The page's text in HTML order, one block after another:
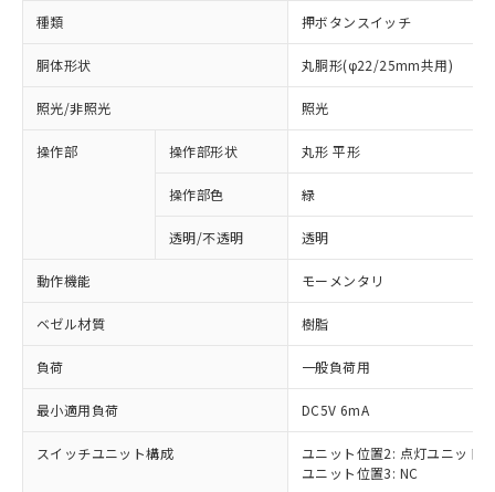
種類 押ボタンスイッチ
胴体形状 丸胴形(φ22/25mm共用)
照光/非照光 照光
操作部 操作部形状 丸形 平形
操作部色 緑
透明/不透明 透明
動作機能 モーメンタリ
ベゼル材質 樹脂
負荷 一般負荷用
最小適用負荷 DC5V 6mA
スイッチユニット構成
ユニット位置2: 点灯ユニット
ユニット位置3: NC